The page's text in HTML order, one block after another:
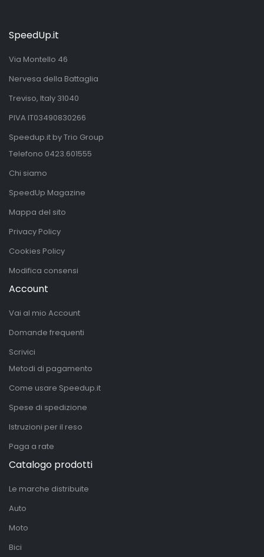
SpeedUp.it
Via Montello 46
Nervesa della Battaglia
Treviso, Italy 31040
PIVA IT03490830266
Speedup.it by Trio Group
Telefono 0423.601555
Chi siamo
SpeedUp Magazine
Mappa del sito
Privacy Policy
Cookies Policy
Modifica consensi
Account
Vai al mio Account
Domande frequenti
Scrivici
Metodi di pagamento
Come usare Speedup.it
Spese di spedizione
Istruzioni per il reso
Paga a rate
Catalogo prodotti
Le marche distribuite
Auto
Moto
Bici